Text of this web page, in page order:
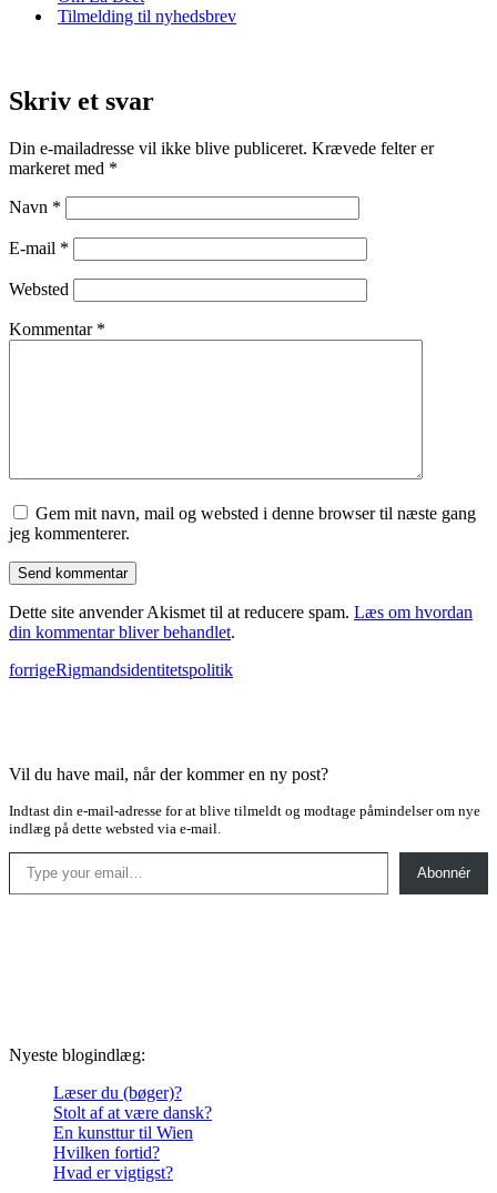
Tilmelding til nyhedsbrev
Skriv et svar
Din e-mailadresse vil ikke blive publiceret. Krævede felter er
markeret med *
Navn *
E-mail *
Websted
Kommentar *
Gem mit navn, mail og websted i denne browser til næste gang
jeg kommenterer.
Dette site anvender Akismet til at reducere spam. Læs om hvordan
din kommentar bliver behandlet.
forrigeRigmandsidentitetspolitik
Vil du have mail, når der kommer en ny post?
Indtast din e-mail-adresse for at blive tilmeldt og modtage påmindelser om nye
indlæg på dette websted via e-mail.
Type your email…
Abonnér
Nyeste blogindlæg:
Læser du (bøger)?
Stolt af at være dansk?
En kunsttur til Wien
Hvilken fortid?
Hvad er vigtigst?